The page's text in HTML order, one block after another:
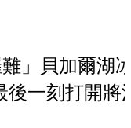
」貝加爾湖
一刻打開將